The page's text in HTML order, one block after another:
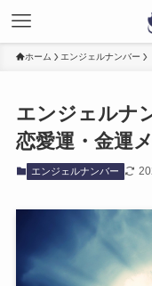
ホーム エンジェルナンバー
エンジェルナ
恋愛運・金運
エンジェルナンバー